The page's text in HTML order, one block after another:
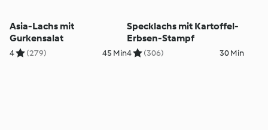
Asia-Lachs mit
Gurkensalat
4 (279) 45 Min
Specklachs mit Kartoffel-
Erbsen-Stampf
4 (306) 30 Min